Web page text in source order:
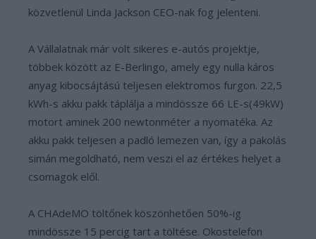
közvetlenül Linda Jackson CEO-nak fog jelenteni.
A Vállalatnak már volt sikeres e-autós projektje,
többek között az E-Berlingo, amely egy nulla káros
anyag kibocsájtású teljesen elektromos furgon. 22,5
kWh-s akku pakk táplálja a mindössze 66 LE-s(49kW)
motort aminek 200 newtonméter a nyomatéka. Az
akku pakk teljesen a padló lemezen van, így a pakolás
simán megoldható, nem veszi el az értékes helyet a
csomagok elől.
A CHAdeMO töltőnek köszönhetően 50%-ig
mindössze 15 percig tart a töltése. Okostelefon